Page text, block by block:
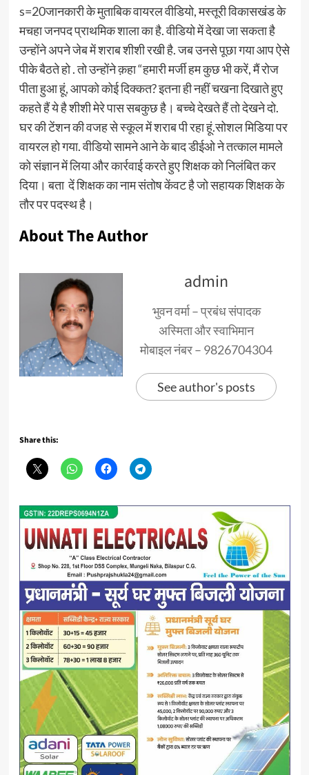
s=20जानकारी के मुताबिक वायरल वीडियो, मस्तूरी विकासखंड के
मचहा जनपद प्राथमिक शाला का है. वीडियो में देखा जा सकता है
उन्होंने अपने जेब में शराब शीशी रखी है. जब उनसे पूछा गया आप ऐसे
पीके बैठते हो . तो उन्होंने क़हा “हमारी मर्जी हम कुछ भी करें, मैं रोज
पीता हुआ हूं, आपको कोई दिक्कत? इतना ही नहीं चखना दिखाते हुए
कहते हैं ये है शीशी मेरे पास सबकुछ है। बच्चे देखते हैं तो देखने दो.
घर की टेंशन की वजह से स्कूल में शराब पी रहा हूं.सोशल मिडिया पर
वायरल हो गया. वीडियो सामने आने के बाद डीईओ ने तत्काल मामले
को संज्ञान में लिया और कार्रवाई करते हुए शिक्षक को निलंबित कर
दिया। बता दें शिक्षक का नाम संतोष केंवट है जो सहायक शिक्षक के
तौर पर पदस्थ है।
About The Author
admin
भुवन वर्मा – प्रबंध संपादक
अस्मिता और स्वाभिमान
मोबाइल नंबर – 9826704304
See author's posts
Share this: